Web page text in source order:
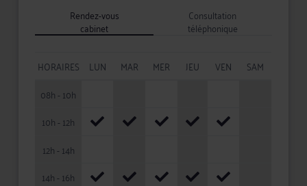
Rendez-vous
cabinet
Consultation
téléphonique
HORAIRES LUN MAR MER JEU VEN
SAM
08h - 10h
10h - 12h
12h - 14h
14h - 16h